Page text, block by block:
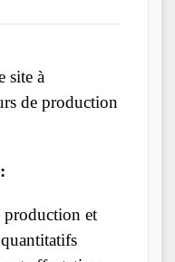
site à
de production
production et